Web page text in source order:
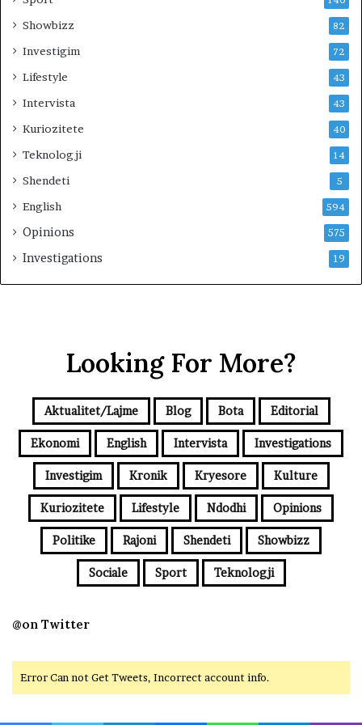
Showbizz 82
Investigim 72
Lifestyle 43
Intervista 43
Kuriozitete 40
Teknologji 14
Shendeti 5
English 594
Opinions 575
Investigations 19
Looking For More?
Aktualitet/Lajme Blog Bota Editorial
Ekonomi English Intervista Investigations
Investigim Kronik Kryesore Kulture
Kuriozitete Lifestyle Ndodhi Opinions
Politike Rajoni Shendeti Showbizz
Sociale Sport Teknologji
@on Twitter
Error Can not Get Tweets, Incorrect account info.